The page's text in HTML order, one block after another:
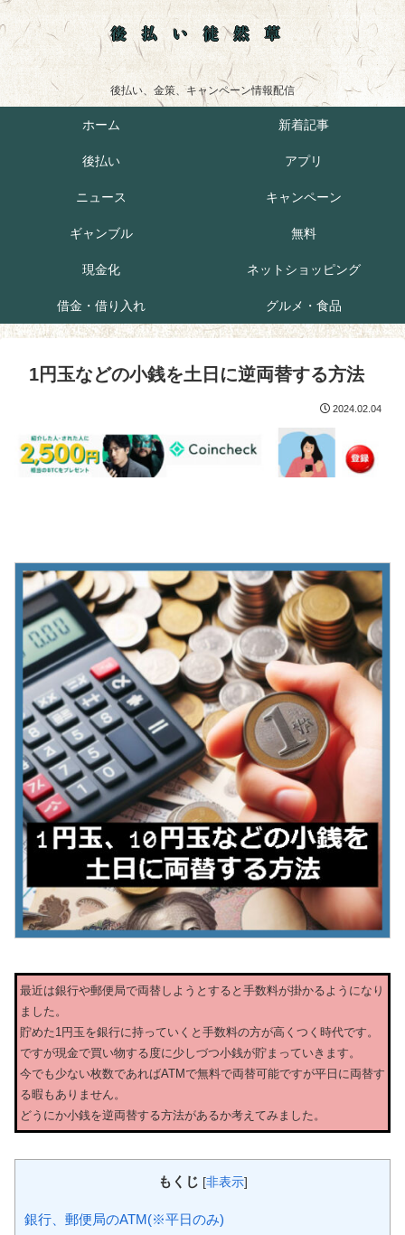
後払い徒然草
後払い、金策、キャンペーン情報配信
ホーム 新着記事
後払い アプリ
ニュース キャンペーン
ギャンブル 無料
現金化 ネットショッピング
借金・借り入れ グルメ・食品
1円玉などの小銭を土日に逆両替する方法
2024.02.04
最近は銀行や郵便局で両替しようとすると手数料が掛かるようになり
ました。
貯めた1円玉を銀行に持っていくと手数料の方が高くつく時代です。
ですが現金で買い物する度に少しづつ小銭が貯まっていきます。
今でも少ない枚数であればATMで無料で両替可能ですが平日に両替す
る暇もありません。
どうにか小銭を逆両替する方法があるか考えてみました。
もくじ [非表示]
銀行、郵便局のATM(※平日のみ)